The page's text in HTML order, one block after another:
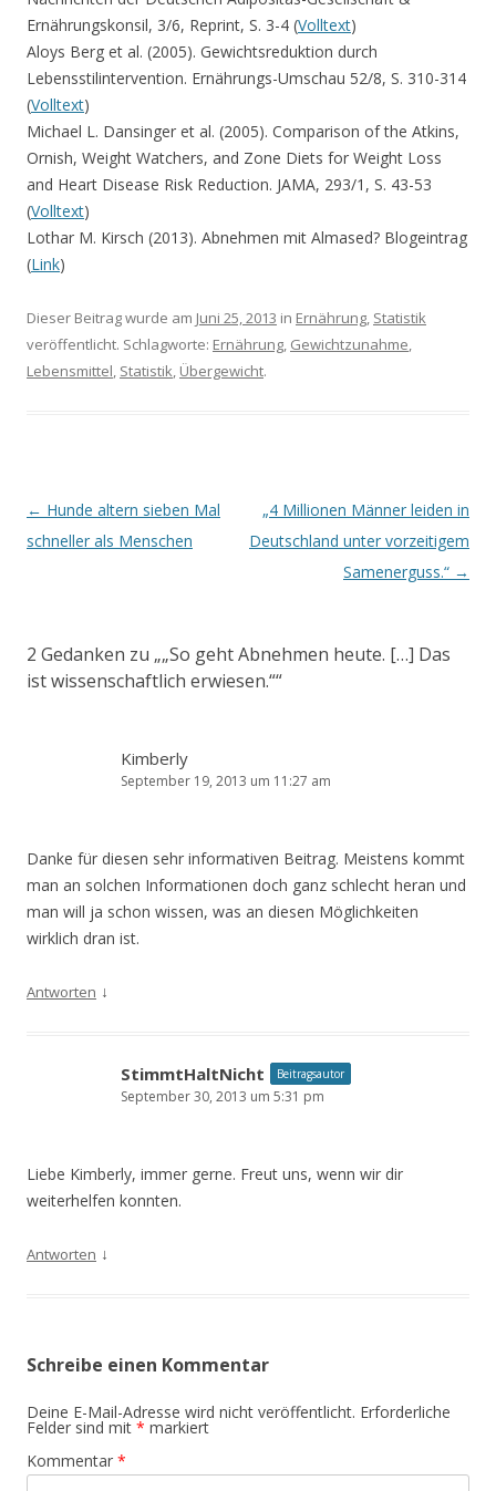
Ernährungskonsil, 3/6, Reprint, S. 3-4 (Volltext)
Aloys Berg et al. (2005). Gewichtsreduktion durch
Lebensstilintervention. Ernährungs-Umschau 52/8, S. 310-314
(Volltext)
Michael L. Dansinger et al. (2005). Comparison of the Atkins,
Ornish, Weight Watchers, and Zone Diets for Weight Loss
and Heart Disease Risk Reduction. JAMA, 293/1, S. 43-53
(Volltext)
Lothar M. Kirsch (2013). Abnehmen mit Almased? Blogeintrag
(Link)
Dieser Beitrag wurde am Juni 25, 2013 in Ernährung, Statistik
veröffentlicht. Schlagworte: Ernährung, Gewichtzunahme,
Lebensmittel, Statistik, Übergewicht.
Beitrags-
Navigation
← Hunde altern sieben Mal
schneller als Menschen
„4 Millionen Männer leiden in
Deutschland unter vorzeitigem
Samenerguss.“ →
2 Gedanken zu „„So geht Abnehmen heute. […] Das
ist wissenschaftlich erwiesen.““
Kimberly
September 19, 2013 um 11:27 am
Danke für diesen sehr informativen Beitrag. Meistens kommt
man an solchen Informationen doch ganz schlecht heran und
man will ja schon wissen, was an diesen Möglichkeiten
wirklich dran ist.
Antworten ↓
StimmtHaltNicht Beitragsautor
September 30, 2013 um 5:31 pm
Liebe Kimberly, immer gerne. Freut uns, wenn wir dir
weiterhelfen konnten.
Antworten ↓
Schreibe einen Kommentar
Deine E-Mail-Adresse wird nicht veröffentlicht. Erforderliche
Felder sind mit * markiert
Kommentar *